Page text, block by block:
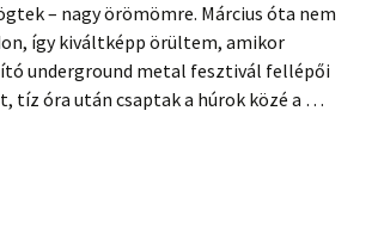
– nagy örömömre. Március óta nem
így kiváltképp örültem, amikor
underground metal fesztivál fellépői
tíz óra után csaptak a húrok közé a …
Kertben